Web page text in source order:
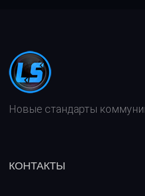
А
Т
Т
Я
Новые стандарты
КОНТАКТЫ